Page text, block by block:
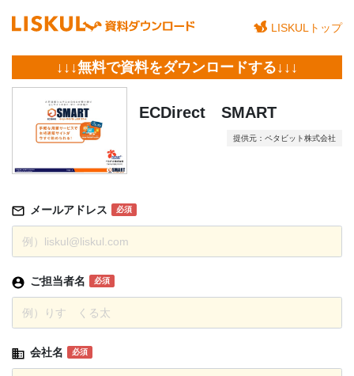
LISKULトップ
↓↓↓無料で資料をダウンロードする↓↓↓
ECDirect SMART
提供元：ペタビット株式会社
メールアドレス 必須
ご担当者名 必須
会社名 必須